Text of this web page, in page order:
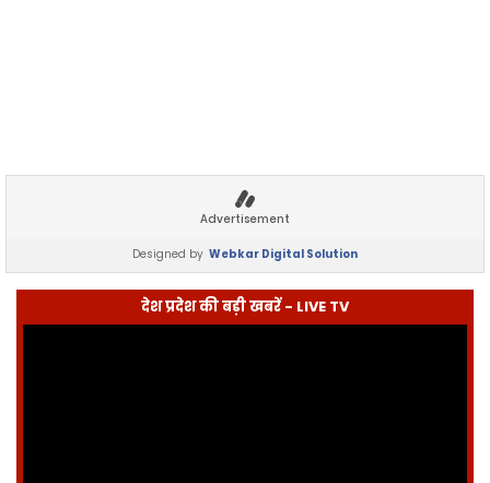
Advertisement
Designed by Webkar Digital Solution
देश प्रदेश की बड़ी खबरें - LIVE TV